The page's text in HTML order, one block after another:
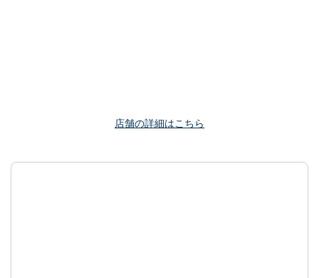
店舗の詳細はこちら